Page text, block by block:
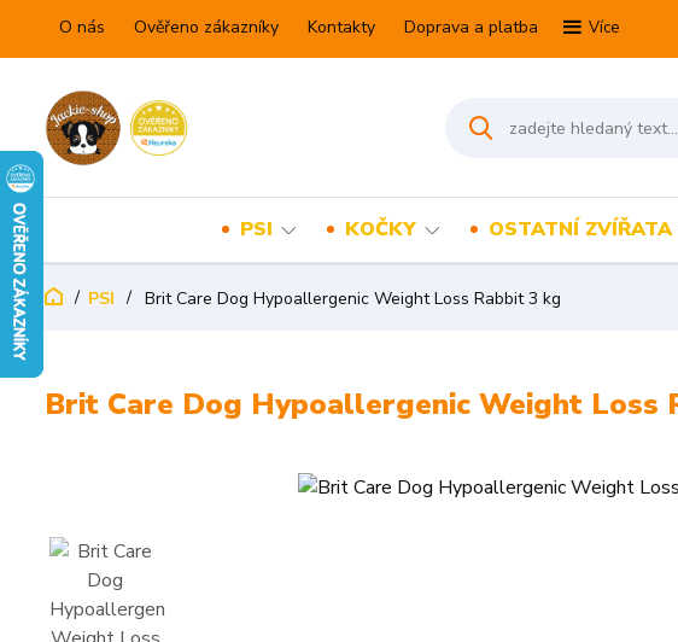
O nás Ověřeno zákazníky Kontakty Doprava a platba Více
PSI KOČKY OSTATNÍ ZVÍŘATA
PSI Brit Care Dog Hypoallergenic Weight Loss Rabbit 3 kg
Brit Care Dog Hypoallergenic Weight Loss